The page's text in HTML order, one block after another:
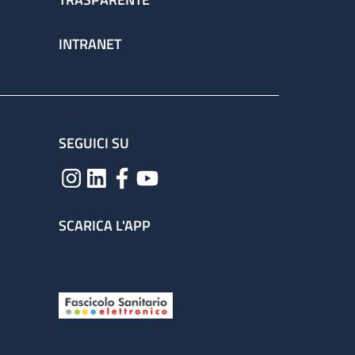
INTRANET
SEGUICI SU
SCARICA L'APP